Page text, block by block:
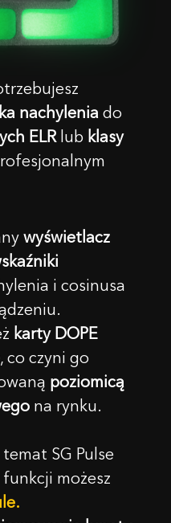
nachylenia do
ELR lub klasy
wyświetlacz
i cosinusa
karty DOPE
, co czyni go
poziomicą
na rynku.
SG Pulse
możesz